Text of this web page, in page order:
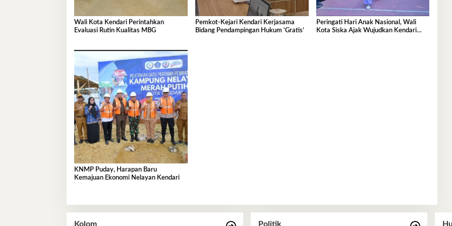
Wali Kota Kendari Perintahkan
Evaluasi Rutin Kualitas MBG
Pemkot-Kejari Kendari Kerjasama
Bidang Pendampingan Hukum ‘Gratis’
Peringati Hari Anak Nasional, Wali
Kota Siska Ajak Wujudkan Kendari
KNMP Puday, Harapan Baru
Kemajuan Ekonomi Nelayan Kendari
Kolom Politik